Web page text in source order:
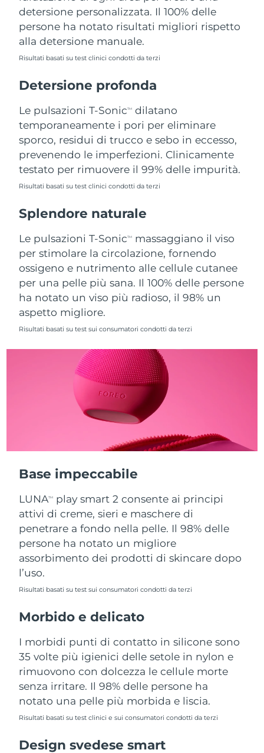
detersione personalizzata. Il 100% delle
persone ha notato risultati migliori rispetto
alla detersione manuale.
Risultati basati su test clinici condotti da terzi
Detersione profonda
Le pulsazioni T-SonicTM
dilatano
temporaneamente i pori per eliminare
sporco, residui di trucco e sebo in eccesso,
prevenendo le imperfezioni. Clinicamente
testato per rimuovere il 99% delle impurità.
Risultati basati su test clinici condotti da terzi
Splendore naturale
Le pulsazioni T-SonicTM
massaggiano il viso
per stimolare la circolazione, fornendo
ossigeno e nutrimento alle cellule cutanee
per una pelle più sana. Il 100% delle persone
ha notato un viso più radioso, il 98% un
aspetto migliore.
Risultati basati su test sui consumatori condotti da terzi
Base impeccabile
LUNATM
play smart 2 consente ai principi
attivi di creme, sieri e maschere di
penetrare a fondo nella pelle. Il 98% delle
persone ha notato un migliore
assorbimento dei prodotti di skincare dopo
l’uso.
Risultati basati su test sui consumatori condotti da terzi
Morbido e delicato
I morbidi punti di contatto in silicone sono
35 volte più igienici delle setole in nylon e
rimuovono con dolcezza le cellule morte
senza irritare. Il 98% delle persone ha
notato una pelle più morbida e liscia.
Risultati basati su test clinici e sui consumatori condotti da terzi
Design svedese smart
Filippine Consegna stimata
Polonia
Qatar Consegna stimata
Riunione Consegna stimata 8/14/26
Romania Consegna stimata
Russia
Arabia Saudita Consegna stimata 8/10/26
Singapore Consegna stimata
Slovacchia Consegna stimata 8/9/26
Slovenia
Corea del Sud Consegna stimata
Consegna stimata
Thailandia Consegna stimata
Turchia Consegna stimata
Emirati Arabi Uniti 8/10/26
Regno Unito Consegna stimata
Stati Uniti
Uzbekistan
Vietnam Consegna stimata 8/15/26